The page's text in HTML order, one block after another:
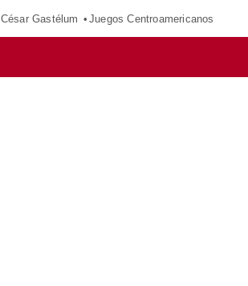
César Gastélum Juegos Centroamericanos